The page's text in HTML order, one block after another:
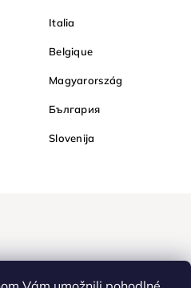
Italia
Belgique
Magyarország
България
Slovenija